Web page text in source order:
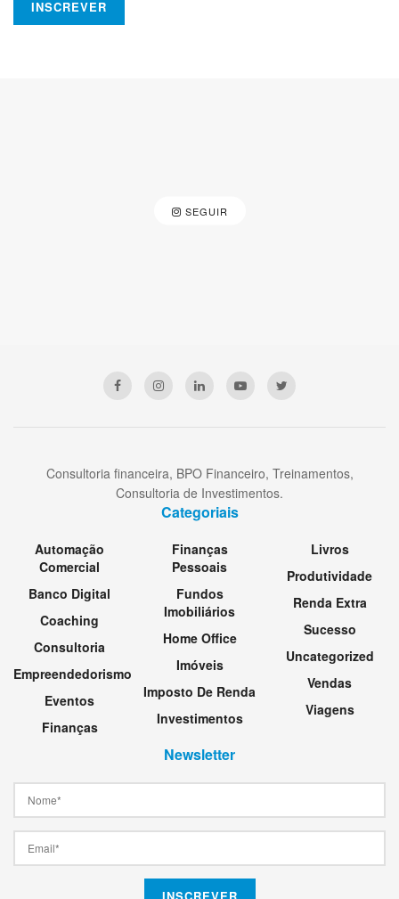
SEGUIR
Consultoria financeira, BPO Financeiro, Treinamentos,
Consultoria de Investimentos.
Categoriais
Automação
Comercial
Banco Digital
Coaching
Consultoria
Empreendedorismo
Eventos
Finanças
Finanças
Pessoais
Fundos
Imobiliários
Home Office
Imóveis
Imposto De Renda
Investimentos
Livros
Produtividade
Renda Extra
Sucesso
Uncategorized
Vendas
Viagens
Newsletter